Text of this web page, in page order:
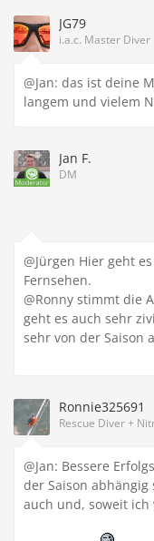
JG79
i.a.c. Master Diver
@Jan: das ist deine
langem und vielem
Jan F.
DM
@Jürgen Hier geht
Fernsehen.
@Ronny stimmt die
geht es auch sehr
sehr von der Saison
Ronnie325691
Rescue Diver +
@Jan: Bessere
der Saison
auch und, soweit ich